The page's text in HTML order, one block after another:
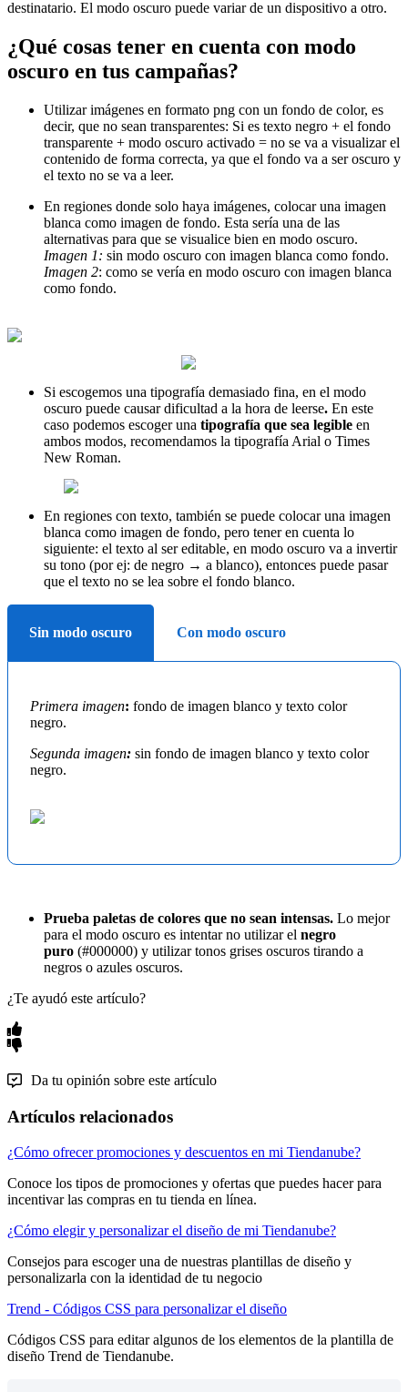
destinatario. El modo oscuro puede variar de un dispositivo a otro.
¿Qué cosas tener en cuenta con modo
oscuro en tus campañas?
Utilizar imágenes en formato png con un fondo de color, es
decir, que no sean transparentes: Si es texto negro + el fondo
transparente + modo oscuro activado = no se va a visualizar el
contenido de forma correcta, ya que el fondo va a ser oscuro y
el texto no se va a leer.
En regiones donde solo haya imágenes, colocar una imagen
blanca como imagen de fondo. Esta sería una de las
alternativas para que se visualice bien en modo oscuro.
Imagen 1: sin modo oscuro con imagen blanca como fondo.
Imagen 2: como se vería en modo oscuro con imagen blanca
como fondo.
Si escogemos una tipografía demasiado fina, en el modo
oscuro puede causar dificultad a la hora de leerse. En este
caso podemos escoger una tipografía que sea legible en
ambos modos, recomendamos la tipografía Arial o Times
New Roman.
En regiones con texto, también se puede colocar una imagen
blanca como imagen de fondo, pero tener en cuenta lo
siguiente: el texto al ser editable, en modo oscuro va a invertir
su tono (por ej: de negro → a blanco), entonces puede pasar
que el texto no se lea sobre el fondo blanco.
Sin modo oscuro Con modo oscuro
Primera imagen: fondo de imagen blanco y texto color
negro.
Segunda imagen: sin fondo de imagen blanco y texto color
negro.
Prueba paletas de colores que no sean intensas. Lo mejor
para el modo oscuro es intentar no utilizar el negro
puro (#000000) y utilizar tonos grises oscuros tirando a
negros o azules oscuros.
¿Te ayudó este artículo?
Da tu opinión sobre este artículo
Artículos relacionados
¿Cómo ofrecer promociones y descuentos en mi Tiendanube?
Conoce los tipos de promociones y ofertas que puedes hacer para
incentivar las compras en tu tienda en línea.
¿Cómo elegir y personalizar el diseño de mi Tiendanube?
Consejos para escoger una de nuestras plantillas de diseño y
personalizarla con la identidad de tu negocio
Trend - Códigos CSS para personalizar el diseño
Códigos CSS para editar algunos de los elementos de la plantilla de
diseño Trend de Tiendanube.